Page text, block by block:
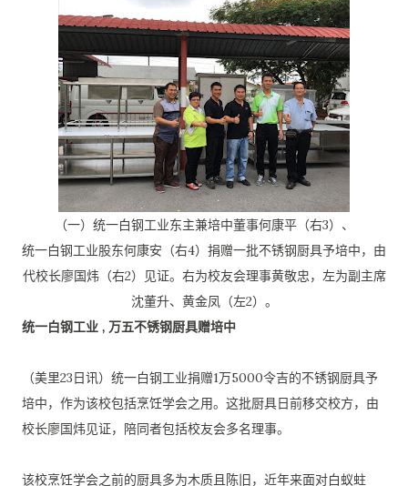
（一）统一白钢工业东主兼培中董事何康平（右3）、
统一白钢工业股东何康安（右4）捐赠一批不锈钢厨具予培中， 由
代校长廖国炜（右2）见证。右为校友会理事黄敬忠， 左为副主席
沈董升、黄金凤（左2）。
统一白钢工业 , 万五不锈钢厨具赠培中
（美里23日讯）统一白钢工业捐赠1万5000令吉的不锈钢厨具予
培中， 作为该校包括烹饪学会之用。这批厨具日前移交校方， 由
校长廖国炜见证，陪同者包括校友会多名理事。
该校烹饪学会之前的厨具多为木质且陈旧，近年来面对白蚁蛀